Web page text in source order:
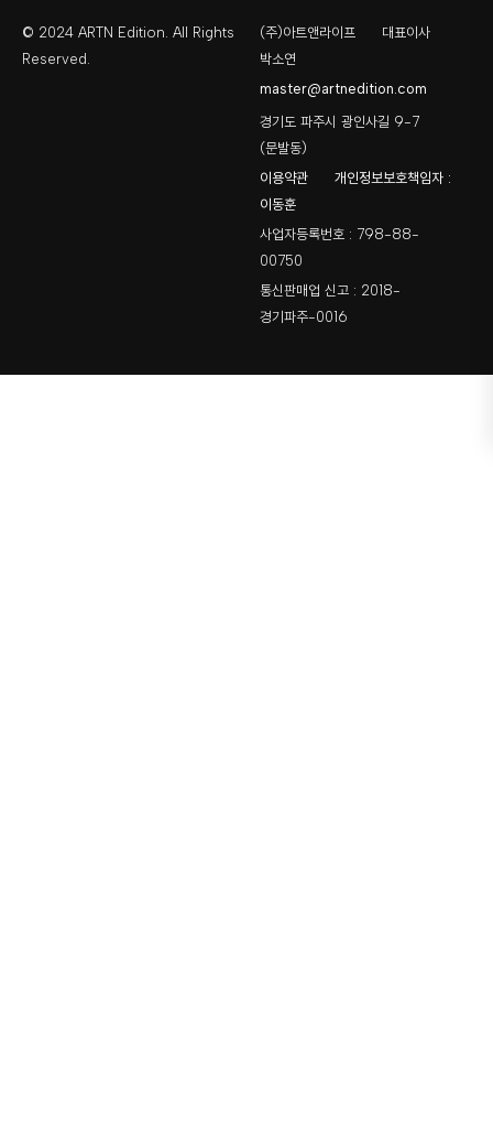
© 2024 ARTN Edition. All Rights
Reserved.
(주)아트앤라이프
대표이사
박소연
master@artnedition.com
경기도 파주시 광인사길 9-7
(문발동)
이용약관
개인정보보호책임자 :
이동훈
사업자등록번호 : 798-88-
00750
통신판매업 신고 : 2018-
경기파주-0016